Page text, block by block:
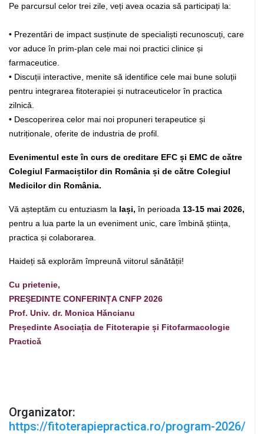
Pe parcursul celor trei zile, veți avea ocazia sǎ participați la:
• Prezentǎri de impact susținute de specialiști recunoscuți, care
vor aduce în prim-plan cele mai noi practici clinice și
farmaceutice.
• Discuții interactive, menite sǎ identifice cele mai bune soluții
pentru integrarea fitoterapiei și nutraceuticelor în practica
zilnicǎ.
• Descoperirea celor mai noi propuneri terapeutice și
nutriționale, oferite de industria de profil.
Evenimentul este în curs de creditare EFC și EMC de cǎtre
Colegiul Farmaciștilor din România și de cǎtre Colegiul
Medicilor din România.
Vǎ așteptǎm cu entuziasm la Iași,în perioada 13-15 mai 2026,
pentru a lua parte la un eveniment unic, care îmbinǎ știința,
practica și colaborarea.
Haideți sǎ explorǎm împreunǎ viitorul sǎnǎtǎții!
Cu prietenie,
PREŞEDINTE CONFERINȚA CNFP 2026
Prof. Univ. dr. Monica Hǎncianu
Președinte Asociația de Fitoterapie și Fitofarmacologie
Practicǎ
Organizator:
https://fitoterapiepractica.ro/program-2026/